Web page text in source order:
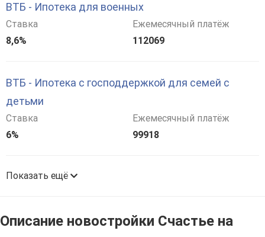
ВТБ - Ипотека для военных
Ставка
8,6%
Ежемесячный платёж
112069
ВТБ - Ипотека с господдержкой для семей с
детьми
Ставка
6%
Ежемесячный платёж
99918
Показать ещё
Описание новостройки Счастье на